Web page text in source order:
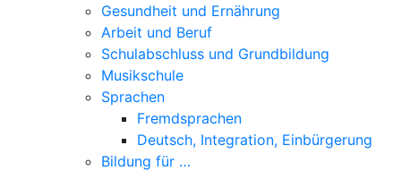
Gesundheit und Ernährung
Arbeit und Beruf
Schulabschluss und Grundbildung
Musikschule
Sprachen
Fremdsprachen
Deutsch, Integration, Einbürgerung
Bildung für …